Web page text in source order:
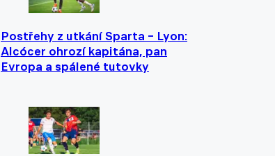
Postřehy z utkání Sparta – Lyon:
Alcócer ohrozí kapitána, pan
Evropa a spálené tutovky